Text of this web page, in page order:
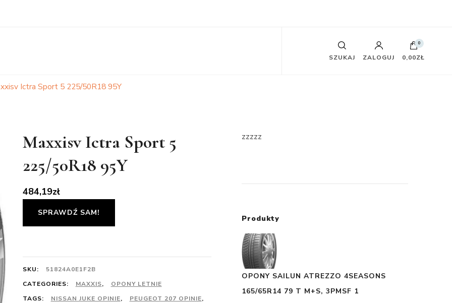
SZUKAJ ZALOGUJ
0
0,00ZŁ
Ictra Sport 5 225/50R18 95Y
Maxxisv Ictra Sport 5
225/50R18 95Y
484,19zł
SPRAWDŹ SAM!
SKU:
51824A0E1F2B
CATEGORIES:
MAXXIS,
OPONY LETNIE
TAGS:
NISSAN JUKE OPINIE, PEUGEOT 207 OPINIE,
zzzzz
Produkty
OPONY SAILUN ATREZZO 4SEASONS
165/65R14 79 T M+S, 3PMSF 1